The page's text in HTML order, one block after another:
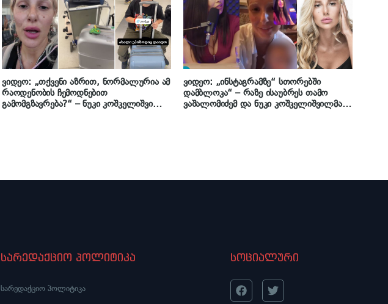
ვიდეო: „თქვენი აზრით, ნორმალურია ამ
რაოდენობის ჩემოდნებით
გამომგზავრება?“ – ნუკი კოშკელიშვილი
ვიდეო: „ინსტაგრამზე“ სთორებში
დამბლოკა“ – რაზე ისაუბრეს თამო
ვაშალომიძემ და ნუკი კოშკელიშვილმა
სარედაქციო პოლიტიკა
სარედაქციო პოლიტიკა
სოციალური